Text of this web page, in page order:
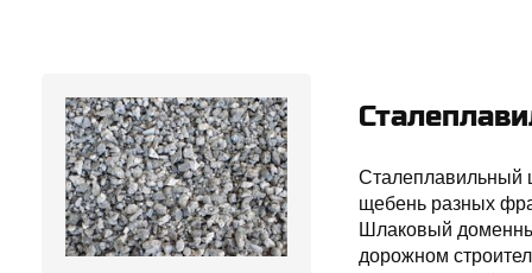
Сталеплавильный
щебень разных
Шлаковый
дорожном